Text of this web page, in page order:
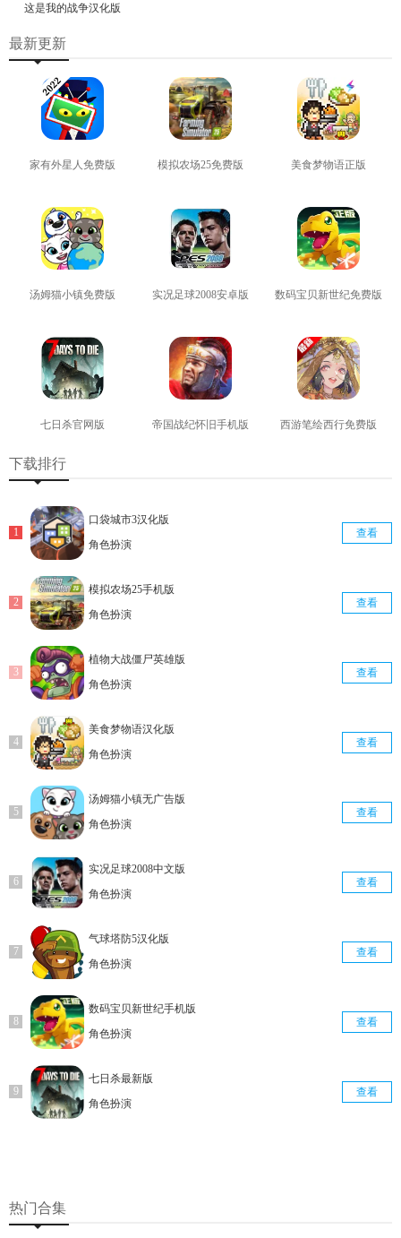
这是我的战争汉化版
最新更新
家有外星人免费版 模拟农场25免费版 美食梦物语正版
汤姆猫小镇免费版 实况足球2008安卓版 数码宝贝新世纪免费版
七日杀官网版 帝国战纪怀旧手机版 西游笔绘西行免费版
下载排行
口袋城市3汉化版
角色扮演
查看
模拟农场25手机版
角色扮演
查看
植物大战僵尸英雄版
角色扮演
查看
美食梦物语汉化版
角色扮演
查看
汤姆猫小镇无广告版
角色扮演
查看
实况足球2008中文版
角色扮演
查看
气球塔防5汉化版
角色扮演
查看
数码宝贝新世纪手机版
角色扮演
查看
七日杀最新版
角色扮演
查看
热门合集